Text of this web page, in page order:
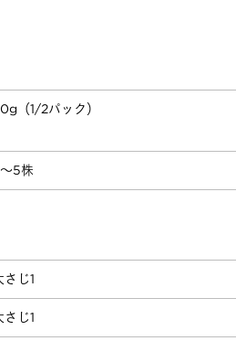
（1/2パック）
5株
さじ1
さじ1